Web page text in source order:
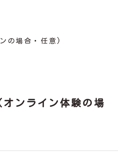
の場合・任意)
オンライン体験の場